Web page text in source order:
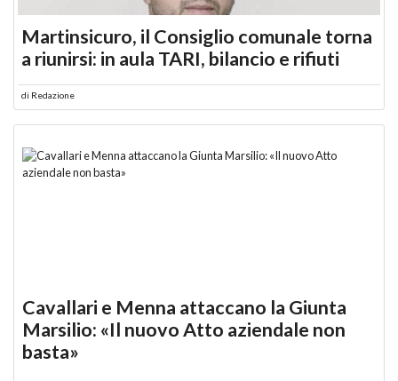
Martinsicuro, il Consiglio comunale torna
a riunirsi: in aula TARI, bilancio e rifiuti
di Redazione
Cavallari e Menna attaccano la Giunta
Marsilio: «Il nuovo Atto aziendale non
basta»